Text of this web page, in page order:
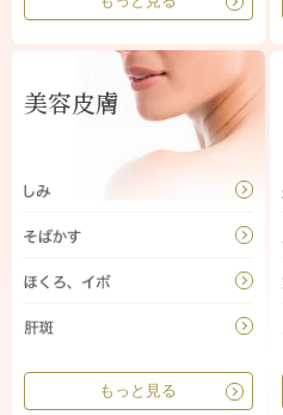
美容皮膚
もっと見る